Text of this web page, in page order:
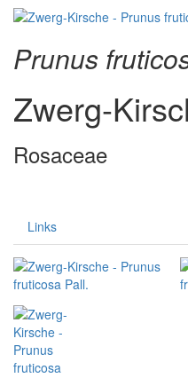
Prunus
Zwerg-
Rosaceae
Links